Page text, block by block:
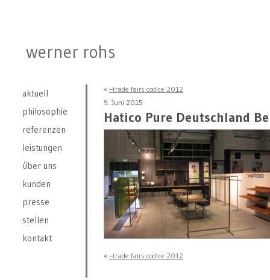
werner rohs
aktuell
philosophie
referenzen
leistungen
über uns
kunden
presse
stellen
kontakt
« –trade fairs codice 2012
9. Juni 2015
Hatico Pure Deutschland
« –trade fairs codice 2012